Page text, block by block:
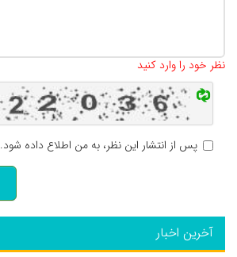
نظر خود را وارد کنید
پس از انتشار این نظر، به من اطلاع داده شود.
آخرین اخبار